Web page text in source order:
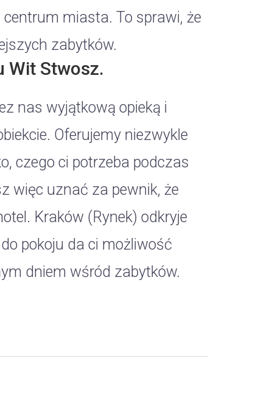
miasta. To sprawi, że
zabytków.
Wit Stwosz.
nas wyjątkową opieką i
Oferujemy niezwykle
czego ci potrzeba podczas
więc uznać za pewnik, że
Kraków (Rynek) odkryje
pokoju da ci możliwość
dniem wśród zabytków.